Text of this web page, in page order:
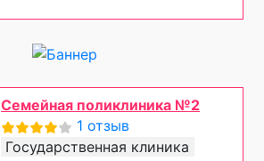
Семейная поликлиника №2
1 отзыв
Государственная клиника